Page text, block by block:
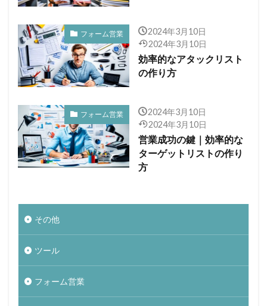
フォーム営業
2024年3月10日
2024年3月10日
効率的なアタックリスト
の作り方
フォーム営業
2024年3月10日
2024年3月10日
営業成功の鍵｜効率的な
ターゲットリストの作り
方
その他
ツール
フォーム営業